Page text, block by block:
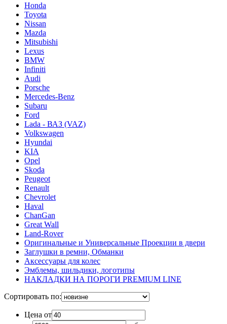
Honda
Toyota
Nissan
Mazda
Mitsubishi
Lexus
BMW
Infiniti
Audi
Porsche
Mercedes-Benz
Subaru
Ford
Lada - ВАЗ (VAZ)
Volkswagen
Hyundai
KIA
Opel
Skoda
Peugeot
Renault
Chevrolet
Haval
ChanGan
Great Wall
Land-Rover
Оригинальные и Универсальные Проекции в двери
Заглушки в ремни, Обманки
Аксессуары для колес
Эмблемы, шильдики, логотипы
НАКЛАДКИ НА ПОРОГИ PREMIUM LINE
Сортировать по:
Цена от